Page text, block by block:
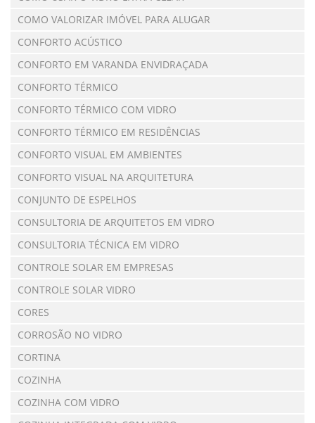
COMO VALORIZAR IMÓVEL PARA ALUGAR
CONFORTO ACÚSTICO
CONFORTO EM VARANDA ENVIDRAÇADA
CONFORTO TÉRMICO
CONFORTO TÉRMICO COM VIDRO
CONFORTO TÉRMICO EM RESIDÊNCIAS
CONFORTO VISUAL EM AMBIENTES
CONFORTO VISUAL NA ARQUITETURA
CONJUNTO DE ESPELHOS
CONSULTORIA DE ARQUITETOS EM VIDRO
CONSULTORIA TÉCNICA EM VIDRO
CONTROLE SOLAR EM EMPRESAS
CONTROLE SOLAR VIDRO
CORES
CORROSÃO NO VIDRO
CORTINA
COZINHA
COZINHA COM VIDRO